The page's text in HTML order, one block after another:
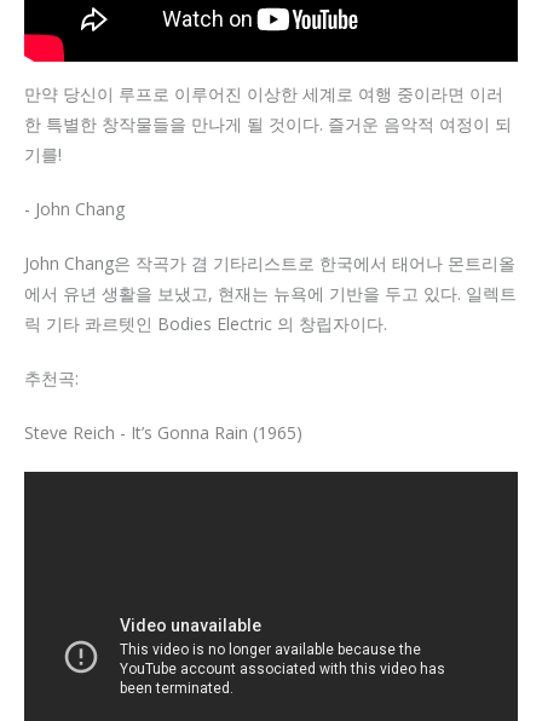
만약 당신이 루프로 이루어진 이상한 세계로 여행 중이라면 이러
한 특별한 창작물들을 만나게 될 것이다. 즐거운 음악적 여정이 되
기를!
- John Chang
John Chang은 작곡가 겸 기타리스트로 한국에서 태어나 몬트리올
에서 유년 생활을 보냈고, 현재는 뉴욕에 기반을 두고 있다. 일렉트
릭 기타 콰르텟인 Bodies Electric 의 창립자이다.
추천곡:
Steve Reich - It’s Gonna Rain (1965)